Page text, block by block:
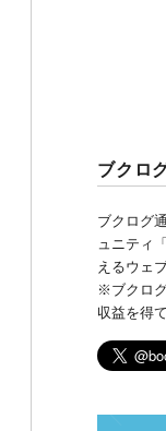
ブクロ
ブクログ
ュニティ「
えるウェ
※ブクロ
収益を得